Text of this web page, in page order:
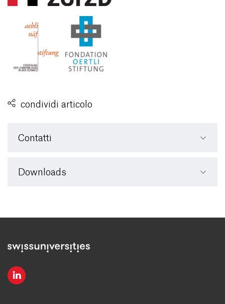
condividi articolo
Contatti
Downloads